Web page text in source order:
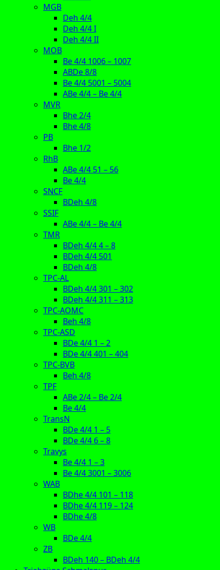
MGB
Deh 4/4
Deh 4/4 I
Deh 4/4 II
MOB
Be 4/4 1006 – 1007
ABDe 8/8
Be 4/4 5001 – 5004
ABe 4/4 – Be 4/4
MVR
Bhe 2/4
Bhe 4/8
PB
Bhe 1/2
RhB
ABe 4/4 51 – 56
Be 4/4
SNCF
BDeh 4/8
SSIF
ABe 4/4 – Be 4/4
TMR
BDeh 4/4 4 – 8
BDeh 4/4 501
BDeh 4/8
TPC-AL
BDeh 4/4 301 – 302
BDeh 4/4 311 – 313
TPC-AOMC
Beh 4/8
TPC-ASD
BDe 4/4 1 – 2
BDe 4/4 401 – 404
TPC-BVB
Beh 4/8
TPF
ABe 2/4 – Be 2/4
Be 4/4
TransN
BDe 4/4 1 – 5
BDe 4/4 6 – 8
Travys
Be 4/4 1 – 3
Be 4/4 3001 – 3006
WAB
BDhe 4/4 101 – 118
BDhe 4/4 119 – 124
BDhe 4/8
WB
BDe 4/4
ZB
BDeh 140 – BDeh 4/4